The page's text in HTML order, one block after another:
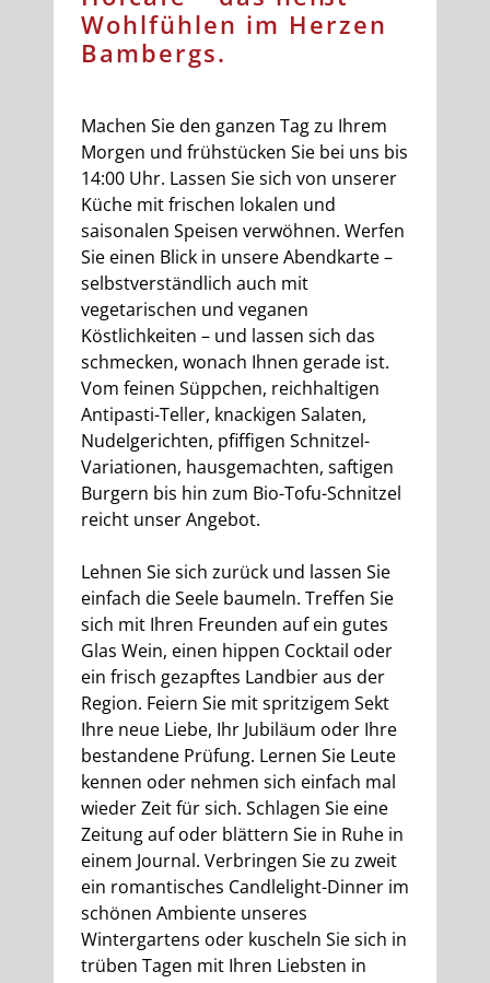
Wohlfühlen im Herzen
Bambergs.
Machen Sie den ganzen Tag zu Ihrem
Morgen und frühstücken Sie bei uns bis
14:00 Uhr. Lassen Sie sich von unserer
Küche mit frischen lokalen und
saisonalen Speisen verwöhnen. Werfen
Sie einen Blick in unsere Abendkarte –
selbstverständlich auch mit
vegetarischen und veganen
Köstlichkeiten – und lassen sich das
schmecken, wonach Ihnen gerade ist.
Vom feinen Süppchen, reichhaltigen
Antipasti-Teller, knackigen Salaten,
Nudelgerichten, pfiffigen Schnitzel-
Variationen, hausgemachten, saftigen
Burgern bis hin zum Bio-Tofu-Schnitzel
reicht unser Angebot.
Lehnen Sie sich zurück und lassen Sie
einfach die Seele baumeln. Treffen Sie
sich mit Ihren Freunden auf ein gutes
Glas Wein, einen hippen Cocktail oder
ein frisch gezapftes Landbier aus der
Region. Feiern Sie mit spritzigem Sekt
Ihre neue Liebe, Ihr Jubiläum oder Ihre
bestandene Prüfung. Lernen Sie Leute
kennen oder nehmen sich einfach mal
wieder Zeit für sich. Schlagen Sie eine
Zeitung auf oder blättern Sie in Ruhe in
einem Journal. Verbringen Sie zu zweit
ein romantisches Candlelight-Dinner im
schönen Ambiente unseres
Wintergartens oder kuscheln Sie sich in
trüben Tagen mit Ihren Liebsten in